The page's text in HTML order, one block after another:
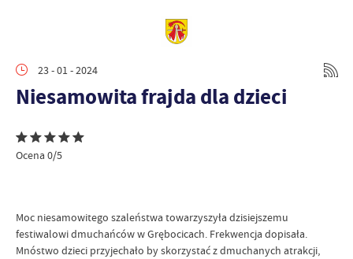
23 - 01 - 2024
Niesamowita frajda dla dzieci
Ocena 0/5
Moc niesamowitego szaleństwa towarzyszyła dzisiejszemu
festiwalowi dmuchańców w Grębocicach. Frekwencja dopisała.
Mnóstwo dzieci przyjechało by skorzystać z dmuchanych atrakcji,